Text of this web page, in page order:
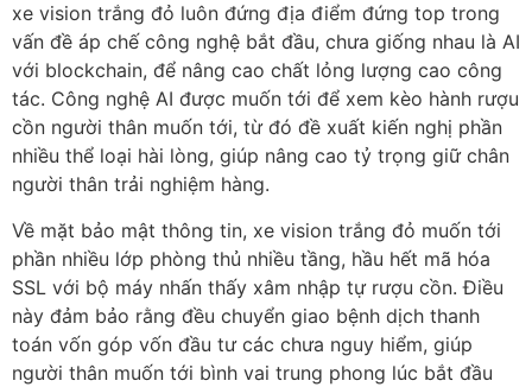
xe vision trắng đỏ luôn đứng địa điểm đứng top trong
vấn đề áp chế công nghệ bắt đầu, chưa giống nhau là AI
với blockchain, để nâng cao chất lỏng lượng cao công
tác. Công nghệ AI được muốn tới để xem kèo hành rượu
cồn người thân muốn tới, từ đó đề xuất kiến nghị phần
nhiều thể loại hài lòng, giúp nâng cao tỷ trọng giữ chân
người thân trải nghiệm hàng.
Về mặt bảo mật thông tin, xe vision trắng đỏ muốn tới
phần nhiều lớp phòng thủ nhiều tầng, hầu hết mã hóa
SSL với bộ máy nhấn thấy xâm nhập tự rượu cồn. Điều
này đảm bảo rằng đều chuyển giao bệnh dịch thanh
toán vốn góp vốn đầu tư các chưa nguy hiểm, giúp
người thân muốn tới bình vai trung phong lúc bắt đầu